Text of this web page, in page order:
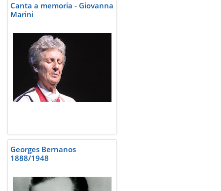
Canta a memoria - Giovanna
Marini
Georges Bernanos
1888/1948